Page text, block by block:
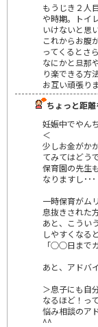
もうじき２人
や時期。トイ
いけないと思
これからお腹
ってくるとさ
なにかと旦那
り楽できる方
お互い頑張り
ちょっと距
妊娠中でやん
＜
少しお金がか
てみてはどう
保育園の先生
なりますし･･･
一時保育がム
息抜きされた
あと、こうい
しやすくなる
「○○日まで
あと、アドバ
＞息子にも自
なるほど！っ
悩み相談のア
^^